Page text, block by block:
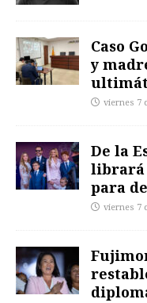
Caso
y
viernes 7
De la
librará
para
viernes 7